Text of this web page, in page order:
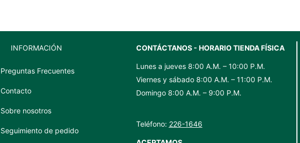
INFORMACIÓN
Preguntas Frecuentes
Contacto
Sobre nosotros
Seguimiento de pedido
CONTÁCTANOS - HORARIO TIENDA FÍSICA
Lunes a jueves 8:00 A.M. – 10:00 P.M.
Viernes y sábado 8:00 A.M. – 11:00 P.M.
Domingo 8:00 A.M. – 9:00 P.M.
Teléfono: 226-1646